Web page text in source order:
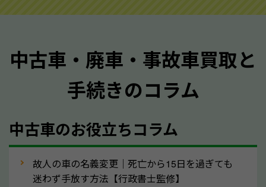
質問させていただく内容は以下の通りとなります。
メーカー／車種
型式／グレード
走行距離（例：約〇万キロ）
車検の満了日
内装や外装の状態
中古車・廃車・事故車買取と
手続きのコラム
中古車のお役立ちコラム
故人の車の名義変更｜死亡から15日を過ぎても
迷わず手放す方法【行政書士監修】